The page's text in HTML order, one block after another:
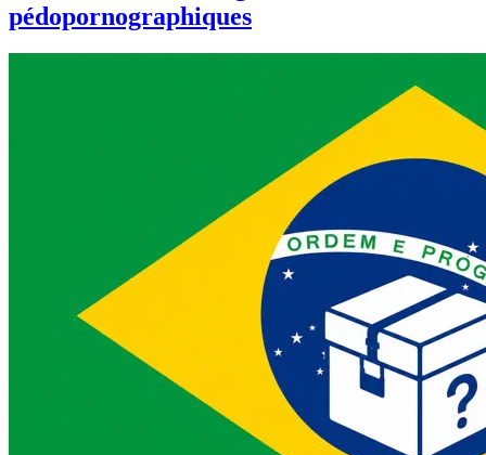
pédopornographiques